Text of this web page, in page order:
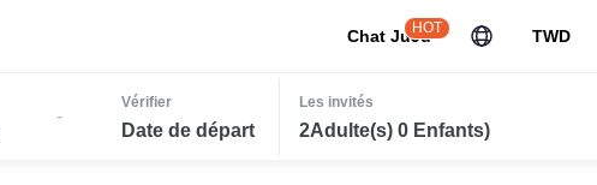
Chat JuJu
HOT TWD
-
Vérifier
Date de départ
Les invités
2Adulte(s) 0 Enfants)